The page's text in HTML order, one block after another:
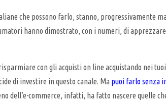
che possono farlo, stanno, progressivamente
hanno dimostrato, con i numeri, di
con gli acquisti on line acquistando nei
di investire in questo canale. Ma puoi farlo senza
dell’e-commerce, infatti, ha fatto nascere quelle